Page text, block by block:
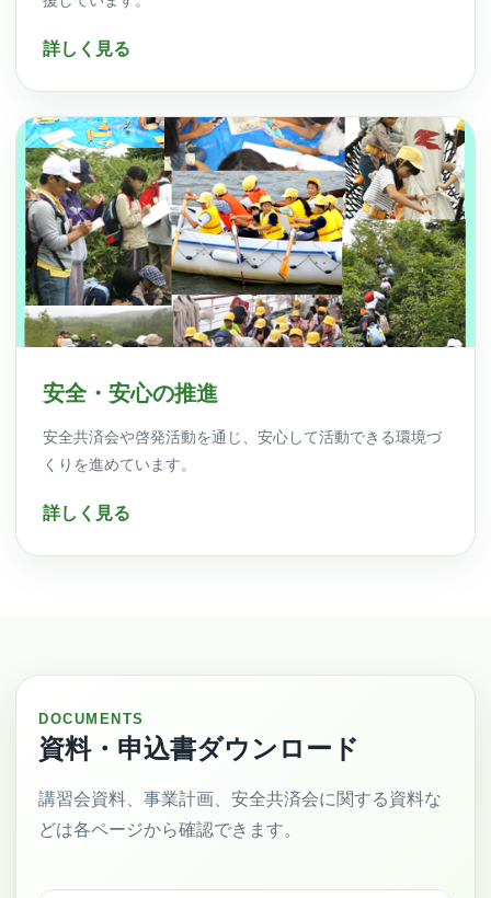
詳しく見る
安全・安心の推進
安全共済会や啓発活動を通じ、安心して活動できる環境づ
くりを進めています。
詳しく見る
DOCUMENTS
資料・申込書ダウンロード
講習会資料、事業計画、安全共済会に関する資料な
どは各ページから確認できます。